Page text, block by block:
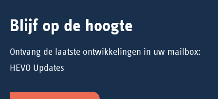
Blijf op de hoogte
Ontvang de laatste ontwikkelingen in uw mailbox:
HEVO Updates